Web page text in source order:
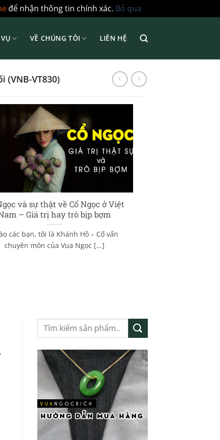
để nhận thông tin chính xác. Bỏ qua
VỀ CHÚNG TÔI LIÊN HỆ
(VNB-VT830)
và sự thật về Cổ Ngọc ở Việt
– Giá trị hay trò bịp bợm
các bạn, tôi là Khánh Hồ – Cố vấn
chuyên môn của Vua Ngọc [...]
Tìm
kiếm: